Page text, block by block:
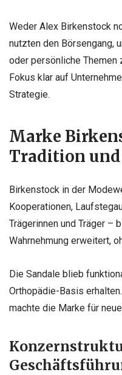
Weder Alex Birkenstock
nutzten den Börsengang,
oder persönliche
Fokus klar auf
Strategie.
Marke
Tradition
Birkenstock in der
Kooperationen,
Trägerinnen und Träger –
Wahrnehmung erweitert,
Die Sandale blieb
Orthopädie-Basis
machte die Marke für